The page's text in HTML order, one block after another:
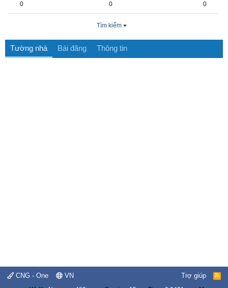
0 0 0
Tìm kiếm
Tường nhà Bài đăng Thông tin
CNG - One VN Trợ giúp
R